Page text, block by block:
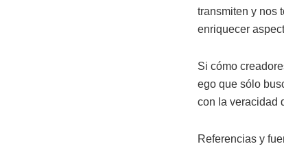
transmiten y nos
enriquecer
Si cómo
ego que sólo
con la veracidad
Referencias y